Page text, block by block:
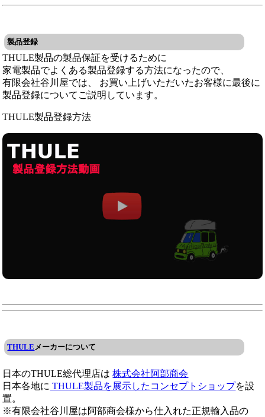
製品登録
THULE製品の製品保証を受けるために
家電製品でよくある製品登録する方法になったので、
有限会社谷川屋では、 お買い上げいただいたお客様に最後に
製品登録についてご説明しています。
THULE製品登録方法
THULEメーカーについて
日本のTHULE総代理店は株式会社阿部商会
日本各地に THULE製品を展示したコンセプトショップを設
置。
※有限会社谷川屋は阿部商会様から仕入れた正規輸入品の